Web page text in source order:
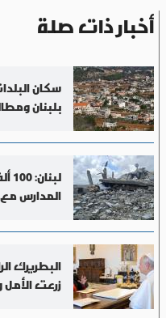
أخبار ذات صلة
سكان
بلبنان
المدارس مع
البطريرك
زرعت الأمل